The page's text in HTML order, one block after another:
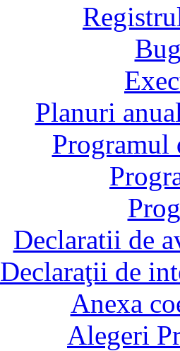
Planuri
Declaratii de
Declaraţii de
Anexa
Alegeri